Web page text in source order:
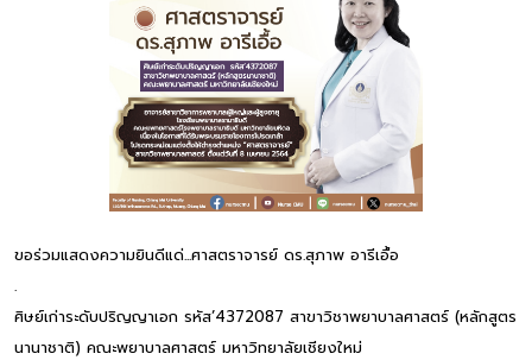
ขอร่วมแสดงความยินดีแด่...ศาสตราจารย์ ดร.สุภาพ อารีเอื้อ
.
ศิษย์เก่าระดับปริญญาเอก รหัส’4372087 สาขาวิชาพยาบาลศาสตร์ (หลักสูตร
นานาชาติ) คณะพยาบาลศาสตร์ มหาวิทยาลัยเชียงใหม่